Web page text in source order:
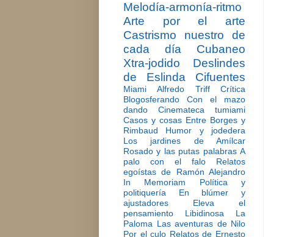
Melodía-armonía-ritmo
Arte por el arte
Castrismo nuestro de
cada día
Cubaneo
Xtra-jodido
Deslindes
de Eslinda Cifuentes
Miami Alfredo Triff
Crítica
Blogosferando
Con el mazo
dando
Cinemateca tumiami
Casos y cosas Entre Borges y
Rimbaud
Humor y jodedera
Los jardines de Amílcar
Rosado y las putas palabras A
palo con el falo
Relatos
egoístas de Ramón Alejandro
In Memoriam
Política y
politiquería
En blúmer y
ajustadores
Eleva el
pensamiento
Libidinosa
La
Paloma Las aventuras de Nilo
Por el culo Relatos de Ernesto